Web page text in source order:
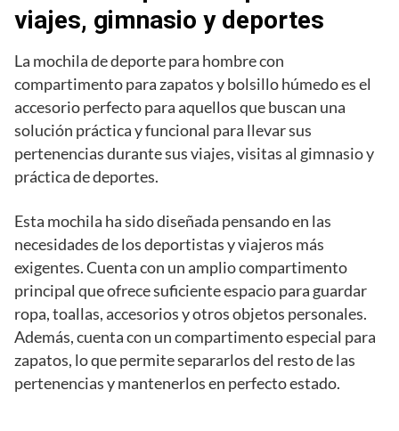
viajes, gimnasio y deportes
La mochila de deporte para hombre con
compartimento para zapatos y bolsillo húmedo es el
accesorio perfecto para aquellos que buscan una
solución práctica y funcional para llevar sus
pertenencias durante sus viajes, visitas al gimnasio y
práctica de deportes.
Esta mochila ha sido diseñada pensando en las
necesidades de los deportistas y viajeros más
exigentes. Cuenta con un amplio compartimento
principal que ofrece suficiente espacio para guardar
ropa, toallas, accesorios y otros objetos personales.
Además, cuenta con un compartimento especial para
zapatos, lo que permite separarlos del resto de las
pertenencias y mantenerlos en perfecto estado.